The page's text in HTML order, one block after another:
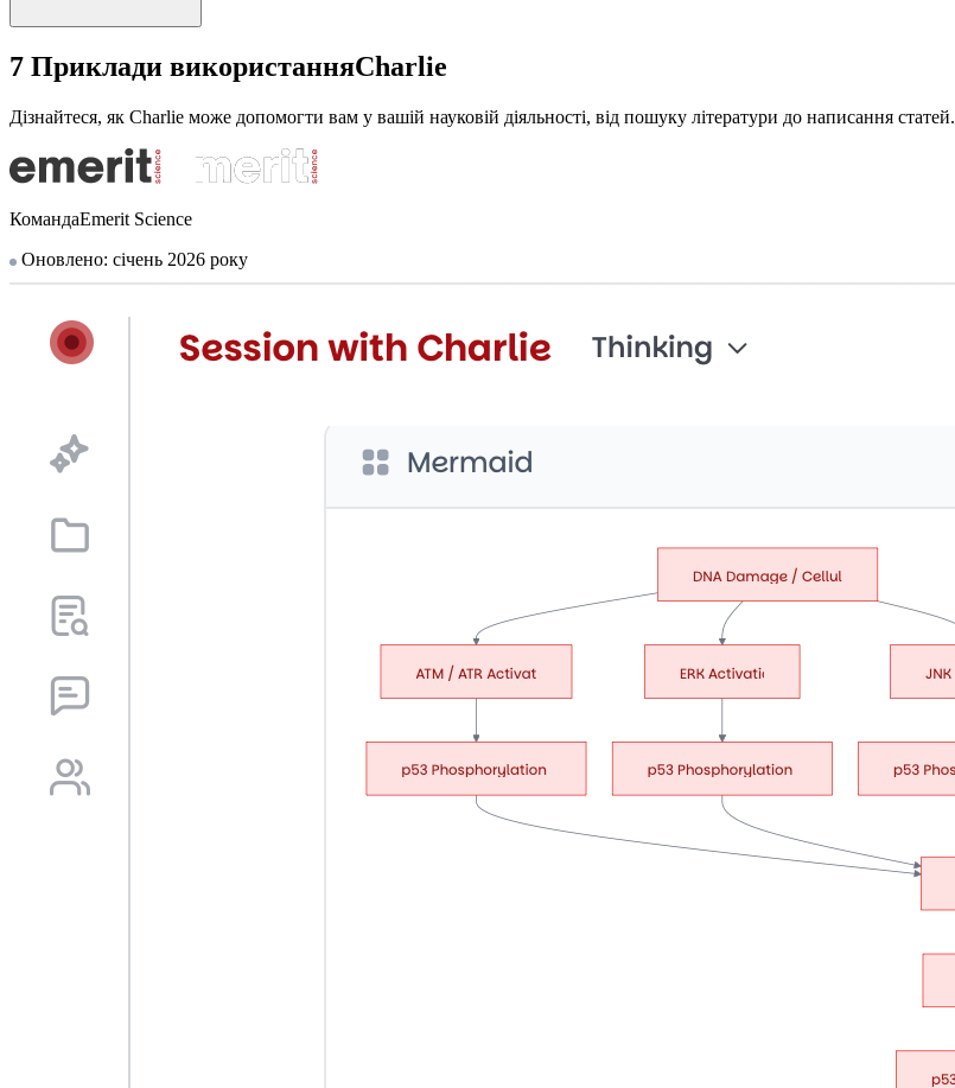
7 Приклади використанняCharlie
Дізнайтеся, як Charlie може допомогти вам у вашій науковій діяльності, від пошуку літератури до написання статей.
КомандаEmerit Science
Оновлено: січень 2026 року